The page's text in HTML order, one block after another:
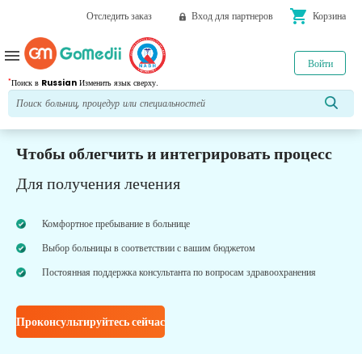
Отследить заказ Вход для партнеров shopping_cart Корзина
*Поиск в Russian Изменить язык сверху.
Войти
menu
Чтобы облегчить и интегрировать процесс
Для получения лечения
Комфортное пребывание в больнице
Выбор больницы в соответствии с вашим бюджетом
Постоянная поддержка консультанта по вопросам здравоохранения
Проконсультируйтесь сейчас